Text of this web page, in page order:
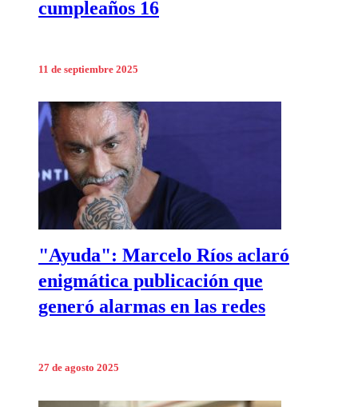
cumpleaños 16
11 de septiembre 2025
"Ayuda": Marcelo Ríos aclaró
enigmática publicación que
generó alarmas en las redes
27 de agosto 2025